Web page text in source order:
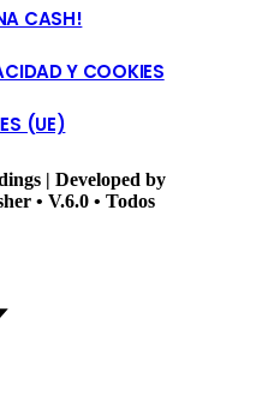
CASH!
Y COOKIES
(UE)
| Developed by
• V.6.0 • Todos